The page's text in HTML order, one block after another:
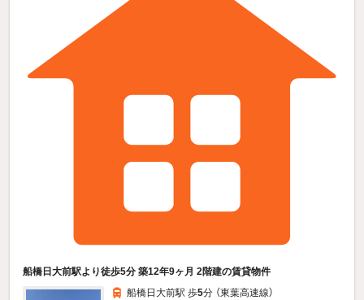
船橋日大前駅より徒歩5分 築12年9ヶ月 2階建の賃貸物件
船橋日大前駅 歩5分 （東葉高速線）